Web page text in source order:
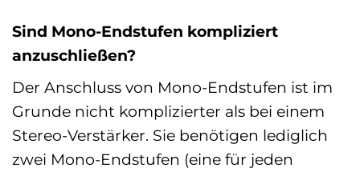
Sind Mono-Endstufen kompliziert
anzuschließen?
Der Anschluss von Mono-Endstufen ist im
Grunde nicht komplizierter als bei einem
Stereo-Verstärker. Sie benötigen lediglich
zwei Mono-Endstufen (eine für jeden